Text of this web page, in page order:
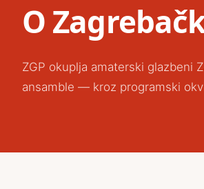
O
ZGP okuplja amaterski glazbeni
ansamble — kroz programski